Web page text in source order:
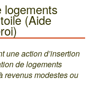
logements
(Aide
une action d’insertion
de logements
revenus modestes ou